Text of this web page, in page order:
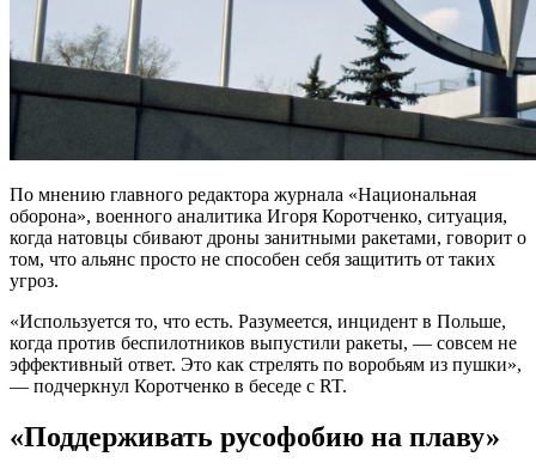
По мнению главного редактора журнала «Национальная
оборона», военного аналитика Игоря Коротченко, ситуация,
когда натовцы сбивают дроны занитными ракетами, говорит о
том, что альянс просто не способен себя защитить от таких
угроз.
«Используется то, что есть. Разумеется, инцидент в Польше,
когда против беспилотников выпустили ракеты, — совсем не
эффективный ответ. Это как стрелять по воробьям из пушки»,
— подчеркнул Коротченко в беседе с RT.
«Поддерживать русофобию на плаву»